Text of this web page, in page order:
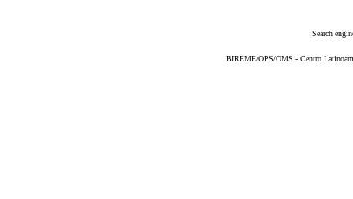
Search
BIREME/OPS/OMS - Centro